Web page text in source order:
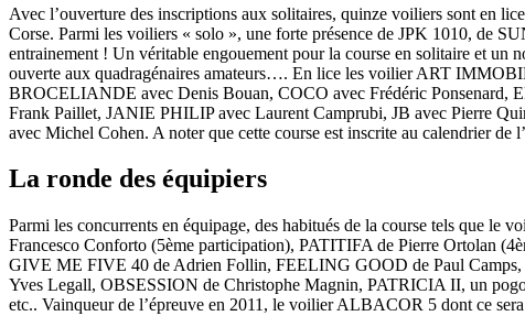
Avec l’ouverture des inscriptions aux solitaires, quinze voiliers sont en
Corse. Parmi les voiliers « solo », une forte présence de JPK 1010, de
entrainement ! Un véritable engouement pour la course en solitaire et un
ouverte aux quadragénaires amateurs…. En lice les voilier ART
BROCELIANDE avec Denis Bouan, COCO avec Frédéric Ponsenard,
Frank Paillet, JANIE PHILIP avec Laurent Camprubi, JB avec Pierre
avec Michel Cohen. A noter que cette course est inscrite au calendrier
La ronde des équipiers
Parmi les concurrents en équipage, des habitués de la course tels que
Francesco Conforto (5ème participation), PATITIFA de Pierre Ortolan
GIVE ME FIVE 40 de Adrien Follin, FEELING GOOD de Paul
Yves Legall, OBSESSION de Christophe Magnin, PATRICIA II, un
etc.. Vainqueur de l’épreuve en 2011, le voilier ALBACOR 5 dont ce